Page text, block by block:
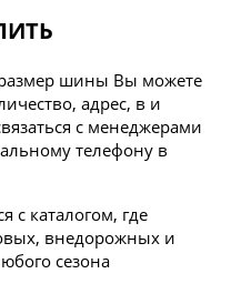
шины Вы можете
адрес, в и
с менеджерами
телефону в
с каталогом, где
внедорожных и
сезона